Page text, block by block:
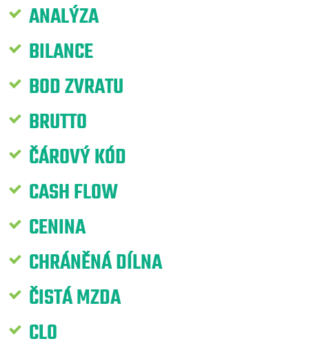
ANALÝZA
BILANCE
BOD ZVRATU
BRUTTO
ČÁROVÝ KÓD
CASH FLOW
CENINA
CHRÁNĚNÁ DÍLNA
ČISTÁ MZDA
CLO